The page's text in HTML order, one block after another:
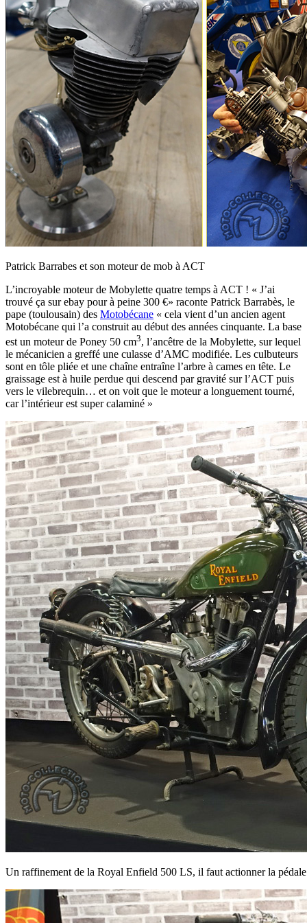
Patrick Barrabes et son moteur de mob à ACT
L’incroyable moteur de Mobylette quatre temps à ACT ! « J’ai
trouvé ça sur ebay pour à peine 300 €» raconte Patrick Barrabès, le
pape (toulousain) des Motobécane « cela vient d’un ancien agent
Motobécane qui l’a construit au début des années cinquante. La base
est un moteur de Poney 50 cm3, l’ancêtre de la Mobylette, sur lequel
le mécanicien a greffé une culasse d’AMC modifiée. Les culbuteurs
sont en tôle pliée et une chaîne entraîne l’arbre à cames en tête. Le
graissage est à huile perdue qui descend par gravité sur l’ACT puis
vers le vilebrequin… et on voit que le moteur a longuement tourné,
car l’intérieur est super calaminé »
Un raffinement de la Royal Enfield 500 LS, il faut actionner la